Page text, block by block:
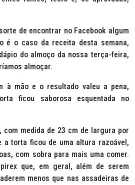
de encontrar no Facebook algum
é o caso da receita desta semana,
do almoço da nossa terça-feira,
almoçar.
à mão e o resultado valeu a pena,
ficou saborosa esquentada no
com medida de 23 cm de largura por
a torta ficou de uma altura razoável,
com sobra para mais uma comer.
que, em geral, além de serem
menos que nas assadeiras de